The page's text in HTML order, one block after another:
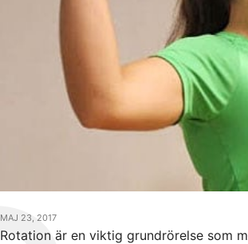
MAJ 23, 2017
Rotation är en viktig grundrörelse som